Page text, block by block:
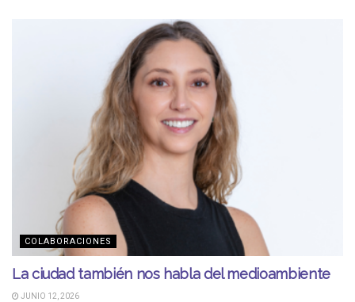
COLABORACIONES
La ciudad también nos habla del medioambiente
JUNIO 12, 2026